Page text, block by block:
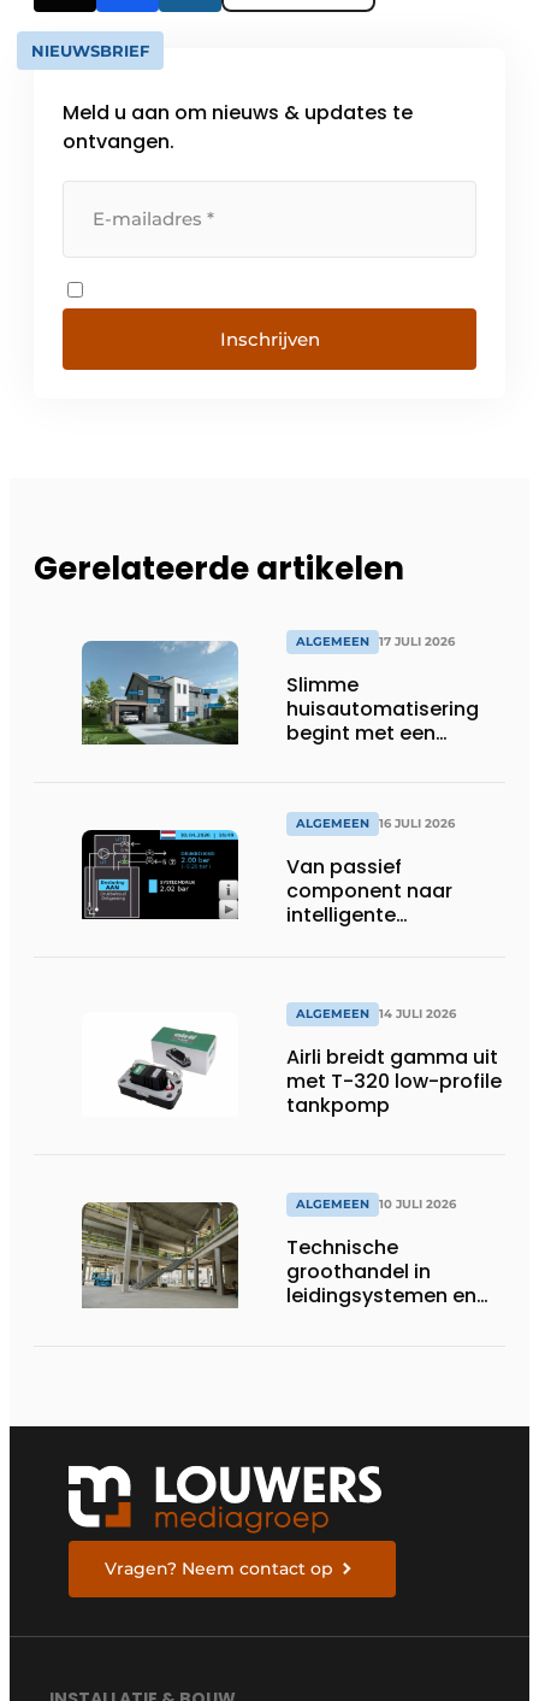
NIEUWSBRIEF
Meld u aan om nieuws & updates te
ontvangen.
Inschrijven
Gerelateerde artikelen
ALGEMEEN 17 JULI 2026
Slimme
huisautomatisering
begint met een
ALGEMEEN 16 JULI 2026
Van passief
component naar
intelligente
systemen
ALGEMEEN 14 JULI 2026
Airli breidt gamma uit
met T-320 low-profile
tankpomp
ALGEMEEN 10 JULI 2026
Technische
groothandel in
leidingsystemen en
Vragen? Neem contact op